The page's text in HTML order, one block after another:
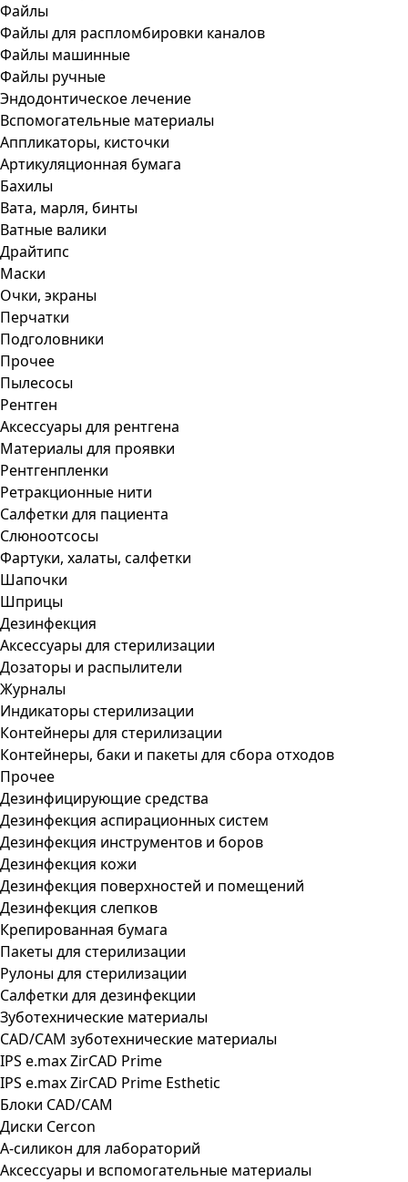
Файлы
Файлы для распломбировки каналов
Файлы машинные
Файлы ручные
Эндодонтическое лечение
Вспомогательные материалы
Аппликаторы, кисточки
Артикуляционная бумага
Бахилы
Вата, марля, бинты
Ватные валики
Драйтипс
Маски
Очки, экраны
Перчатки
Подголовники
Прочее
Пылесосы
Рентген
Аксессуары для рентгена
Материалы для проявки
Рентгенпленки
Ретракционные нити
Салфетки для пациента
Слюноотсосы
Фартуки, халаты, салфетки
Шапочки
Шприцы
Дезинфекция
Аксессуары для стерилизации
Дозаторы и распылители
Журналы
Индикаторы стерилизации
Контейнеры для стерилизации
Контейнеры, баки и пакеты для сбора отходов
Прочее
Дезинфицирующие средства
Дезинфекция аспирационных систем
Дезинфекция инструментов и боров
Дезинфекция кожи
Дезинфекция поверхностей и помещений
Дезинфекция слепков
Крепированная бумага
Пакеты для стерилизации
Рулоны для стерилизации
Салфетки для дезинфекции
Зуботехнические материалы
CAD/CAM зуботехнические материалы
IPS e.max ZirCAD Prime
IPS e.max ZirCAD Prime Esthetic
Блоки CAD/CAM
Диски Cercon
А-силикон для лабораторий
Аксессуары и вспомогательные материалы